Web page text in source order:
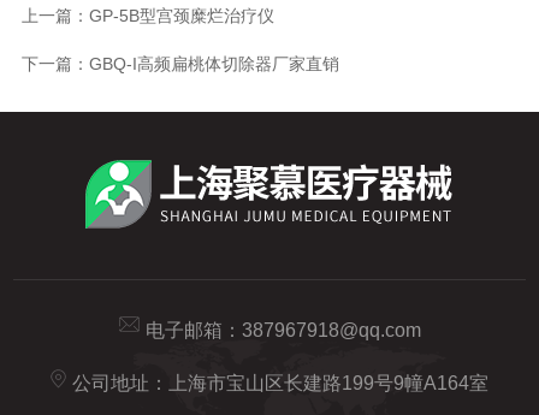
上一篇： GP-5B型宫颈糜烂治疗仪
下一篇： GBQ-I高频扁桃体切除器厂家直销
电子邮箱： 387967918@qq.com
公司地址：上海市宝山区长建路199号9幢A164室